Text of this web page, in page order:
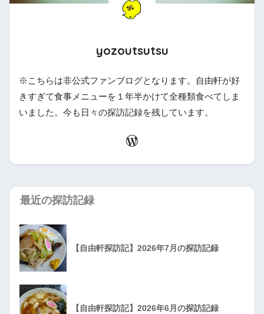
yozoutsutsu
※こちらは非公式ファンブログとなります。自由軒が好
きすぎて食事メニューを１年半かけて全種類食べてしま
いました。今も日々の探訪記録を残しています。
最近の探訪記録
【自由軒探訪記】2026年7月の探訪記録
【自由軒探訪記】2026年6月の探訪記録